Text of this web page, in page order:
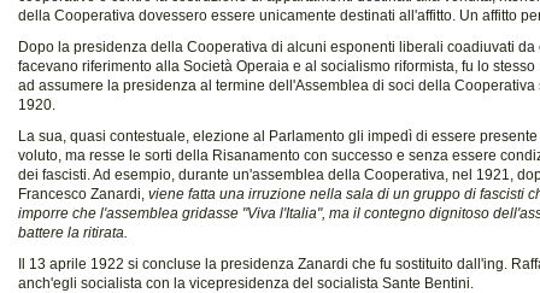
della Cooperativa dovessero essere unicamente destinati all'affitto. Un affitto
Dopo la presidenza della Cooperativa di alcuni esponenti liberali coadiuvati da
facevano riferimento alla Società Operaia e al socialismo riformista, fu lo
ad assumere la presidenza al termine dell'Assemblea di soci della Cooperativa
1920.
La sua, quasi contestuale, elezione al Parlamento gli impedì di essere
voluto, ma resse le sorti della Risanamento con successo e senza essere
dei fascisti. Ad esempio, durante un'assemblea della Cooperativa, nel 1921,
Francesco Zanardi, viene fatta una irruzione nella sala di un gruppo di fascisti
imporre che l'assemblea gridasse "Viva l'Italia", ma il contegno dignitoso
battere la ritirata.
Il 13 aprile 1922 si concluse la presidenza Zanardi che fu sostituito dall'ing.
anch'egli socialista con la vicepresidenza del socialista Sante Bentini.